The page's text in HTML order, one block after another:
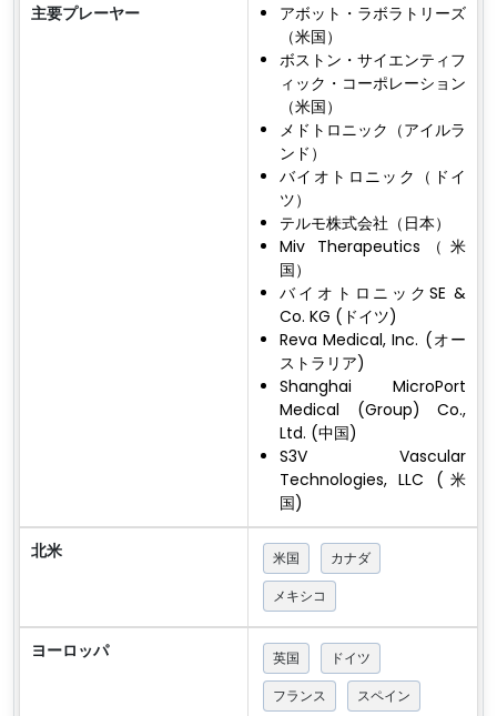
主要プレーヤー
アボット・ラボラトリーズ
（米国）
ボストン・サイエンティフ
ィック・コーポレーション
（米国）
メドトロニック（アイルラ
ンド）
バイオトロニック（ドイ
ツ）
テルモ株式会社（日本）
Miv Therapeutics（米
国）
バイオトロニックSE &
Co. KG (ドイツ)
Reva Medical, Inc. (オー
ストラリア)
Shanghai MicroPort
Medical (Group) Co.,
Ltd. (中国)
S3V Vascular
Technologies, LLC (米
国)
北米 米国
カナダ
メキシコ
ヨーロッパ 英国
ドイツ
フランス
スペイン